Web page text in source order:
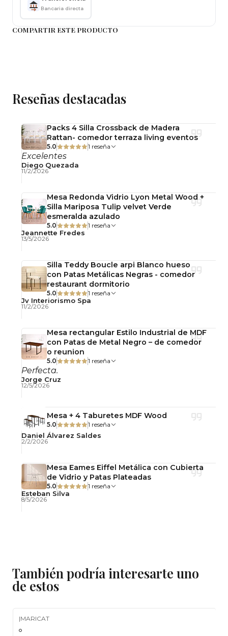
Terraza
✔️ Se apila fácilmente cuando no está en uso.
✔️ Resistente para uso frecuente en interior o
exterior.
✔️ Fácil limpieza con paño húmedo y agua.
Producto desarmado
Incluye herrajes para armado
Uso interior y exterior
Para uso exterior prolongado, se recomienda
limpiar periódicamente para conservar su
apariencia.
taburete stool, taburete polipropileno, taburete
negro, taburete barra, taburete terraza, taburete
cafetería, taburete restaurante, taburete apilable
Bancaria directa
COMPARTIR ESTE PRODUCTO
Reseñas destacadas
Packs 4 Silla Crossback de Madera
Rattan- comedor terraza living eventos
5.0 1 reseña
Excelentes
Diego Quezada
11/2/2026
Mesa Redonda Vidrio Lyon Metal Wood +
Silla Mariposa Tulip velvet Verde
esmeralda azulado
5.0 1 reseña
Jeannette Fredes
13/5/2026
Silla Teddy Boucle arpi Blanco hueso
con Patas Metálicas Negras - comedor
restaurant dormitorio
5.0 1 reseña
Jv Interiorismo Spa
11/2/2026
Mesa rectangular Estilo Industrial de MDF
con Patas de Metal Negro – de comedor
o reunion
5.0 1 reseña
Perfecta.
Jorge Cruz
12/5/2026
Mesa + 4 Taburetes MDF Wood
5.0 1 reseña
Daniel Álvarez Saldes
2/2/2026
Mesa Eames Eiffel Metálica con Cubierta
de Vidrio y Patas Plateadas
5.0 1 reseña
Esteban Silva
8/5/2026
También podría interesarte uno
de estos
|MARICAT